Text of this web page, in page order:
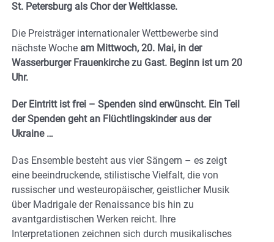
St. Petersburg als Chor der Weltklasse.
Die Preisträger internationaler Wettbewerbe sind
nächste Woche am Mittwoch, 20. Mai, in der
Wasserburger Frauenkirche zu Gast. Beginn ist um 20
Uhr.
Der Eintritt ist frei – Spenden sind erwünscht. Ein Teil
der Spenden geht an Flüchtlingskinder aus der
Ukraine …
Das Ensemble besteht aus vier Sängern – es zeigt
eine beeindruckende, stilistische Vielfalt, die von
russischer und westeuropäischer, geistlicher Musik
über Madrigale der Renaissance bis hin zu
avantgardistischen Werken reicht. Ihre
Interpretationen zeichnen sich durch musikalisches